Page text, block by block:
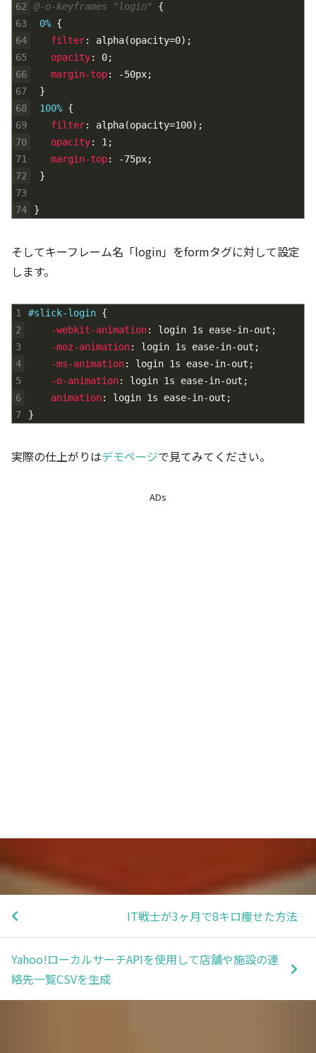
62
63
64
65
66
67
68
69
70
71
72
73
74
@-o-keyframes "login" {
0% {
filter: alpha(opacity=0) ;
opacity: 0;
margin-top: -50px;
}
100% {
filter: alpha(opacity=100) ;
opacity: 1;
margin-top: -75px;
}
}
そしてキーフレーム名「login」をformタグに対して設定
します。
1
2
3
4
5
6
7
#slick-login {
-webkit-animation: login 1s ease-in-out ;
-moz-animation: login 1s ease-in-out ;
-ms-animation: login 1s ease-in-out ;
-o-animation: login 1s ease-in-out ;
animation: login 1s ease-in-out ;
}
実際の仕上がりはデモページで見てみてください。
ADs
IT戦士が3ヶ月で8キロ痩せた方法
Yahoo!ローカルサーチAPIを使用して店舗や施設の連
絡先一覧CSVを生成